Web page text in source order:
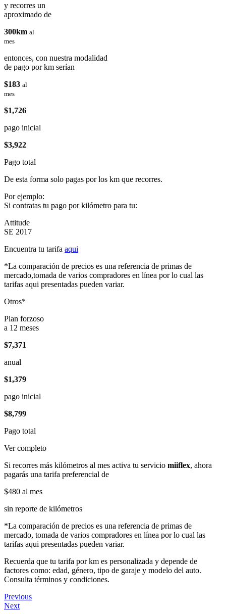
y recorres un
aproximado de
300km al
mes
entonces, con nuestra modalidad
de pago por km serían
$183 al
mes
$1,726
pago inicial
$3,922
Pago total
De esta forma solo pagas por los km que recorres.
Por ejemplo:
Si contratas tu pago por kilómetro para tu:
Attitude
SE 2017
Encuentra tu tarifa aqui
*La comparación de precios es una referencia de primas de
mercado,tomada de varios compradores en línea por lo cual las
tarifas aqui presentadas pueden variar.
Otros*
Plan forzoso
a 12 meses
$7,371
anual
$1,379
pago inicial
$8,799
Pago total
Ver completo
Si recorres más kilómetros al mes activa tu servicio miiflex, ahora
pagarás una tarifa preferencial de
$480 al mes
sin reporte de kilómetros
*La comparación de precios es una referencia de primas de
mercado, tomada de varios compradores en línea por lo cual las
tarifas aqui presentadas pueden variar.
Recuerda que tu tarifa por km es personalizada y depende de
factores como: edad, género, tipo de garaje y modelo del auto.
Consulta términos y condiciones.
Previous
Next